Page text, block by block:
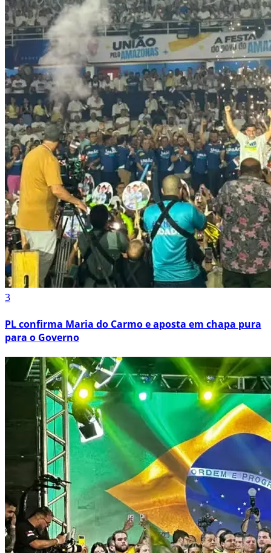
3
PL confirma Maria do Carmo e aposta em chapa pura
para o Governo